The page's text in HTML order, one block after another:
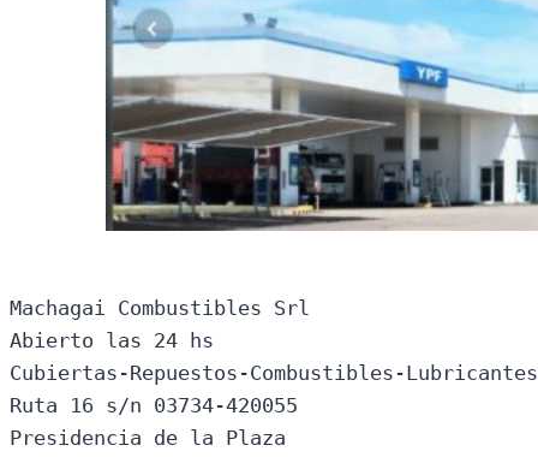
Machagai Combustibles Srl
Abierto las 24 hs
Cubiertas-Repuestos-Combustibles-
Ruta 16 s/n 03734-420055
Presidencia de la Plaza